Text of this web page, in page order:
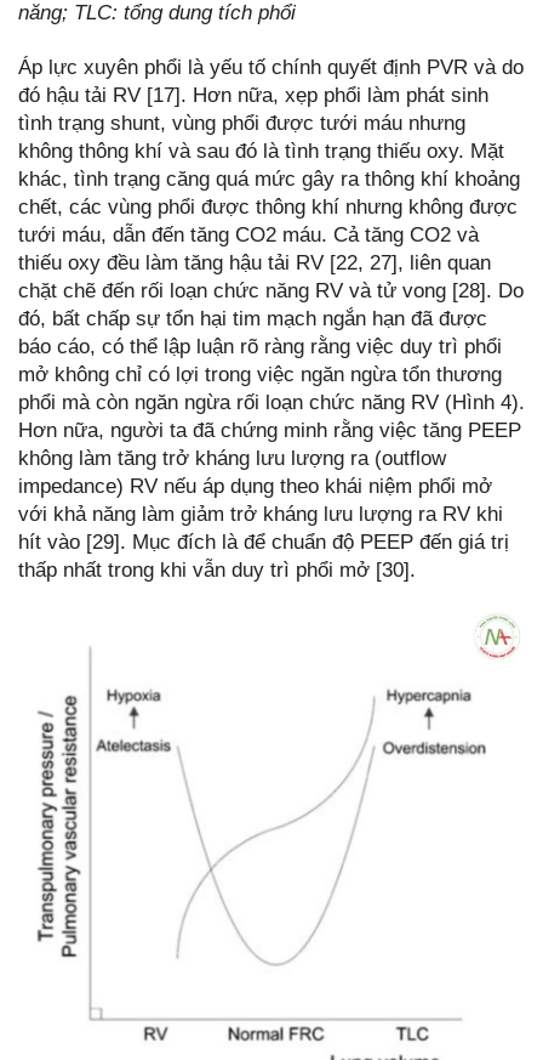
năng; TLC: tổng dung tích phổi
Áp lực xuyên phổi là yếu tố chính quyết định PVR và do
đó hậu tải RV [17]. Hơn nữa, xẹp phổi làm phát sinh
tình trạng shunt, vùng phổi được tưới máu nhưng
không thông khí và sau đó là tình trạng thiếu oxy. Mặt
khác, tình trạng căng quá mức gây ra thông khí khoảng
chết, các vùng phổi được thông khí nhưng không được
tưới máu, dẫn đến tăng CO2 máu. Cả tăng CO2 và
thiếu oxy đều làm tăng hậu tải RV [22, 27], liên quan
chặt chẽ đến rối loạn chức năng RV và tử vong [28]. Do
đó, bất chấp sự tổn hại tim mạch ngắn hạn đã được
báo cáo, có thể lập luận rõ ràng rằng việc duy trì phổi
mở không chỉ có lợi trong việc ngăn ngừa tổn thương
phổi mà còn ngăn ngừa rối loạn chức năng RV (Hình 4).
Hơn nữa, người ta đã chứng minh rằng việc tăng PEEP
không làm tăng trở kháng lưu lượng ra (outflow
impedance) RV nếu áp dụng theo khái niệm phổi mở
với khả năng làm giảm trở kháng lưu lượng ra RV khi
hít vào [29]. Mục đích là để chuẩn độ PEEP đến giá trị
thấp nhất trong khi vẫn duy trì phổi mở [30].